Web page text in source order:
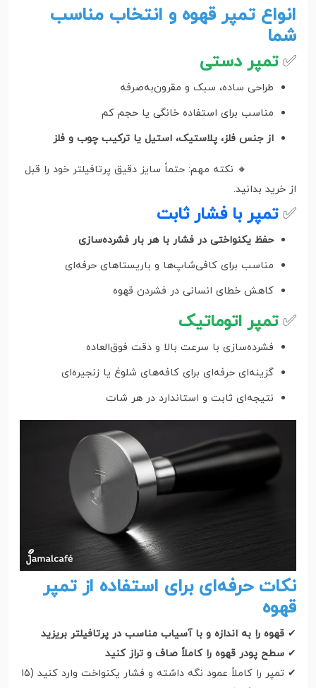
انواع تمپر قهوه و انتخاب مناسب
شما
✅تمپر دستی
طراحی ساده، سبک و مقرون‌به‌صرفه
مناسب برای استفاده خانگی یا حجم کم
از جنس فلز، پلاستیک، استیل یا ترکیب چوب و فلز
🔸 نکته مهم: حتماً سایز دقیق پرتافیلتر خود را قبل
از خرید بدانید.
✅ تمپر با فشار ثابت
حفظ یکنواختی در فشار با هر بار فشرده‌سازی
مناسب برای کافی‌شاپ‌ها و باریستاهای حرفه‌ای
کاهش خطای انسانی در فشردن قهوه
✅تمپر اتوماتیک
فشرده‌سازی با سرعت بالا و دقت فوق‌العاده
گزینه‌ای حرفه‌ای برای کافه‌های شلوغ یا زنجیره‌ای
نتیجه‌ای ثابت و استاندارد در هر شات
نکات حرفه‌ای برای استفاده از تمپر
قهوه
✔ قهوه را به اندازه و با آسیاب مناسب در پرتافیلتر بریزید
✔ سطح پودر قهوه را کاملاً صاف و تراز کنید
✔ تمپر را کاملاً عمود نگه داشته و فشار یکنواخت وارد کنید (۱۵